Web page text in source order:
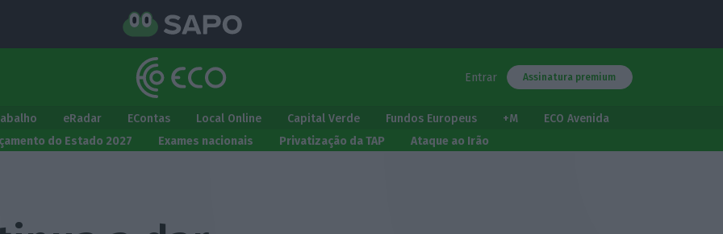
Entrar Assinatura premium
eRadar EContas Local Online Capital Verde Fundos Europeus +M
ECO Avenida
do Estado 2027 Exames nacionais Privatização da TAP Ataque ao Irão